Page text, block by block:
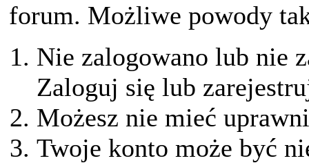
forum. Możliwe powody
Nie zalogowano lub nie
Zaloguj się lub
Możesz nie mieć
Twoje konto może być